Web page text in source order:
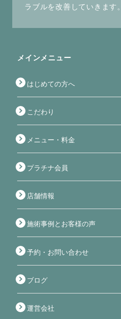
ラブルを改善していきます。
メインメニュー
はじめての方へ
こだわり
メニュー・料金
プラチナ会員
店舗情報
施術事例とお客様の声
予約・お問い合わせ
ブログ
運営会社